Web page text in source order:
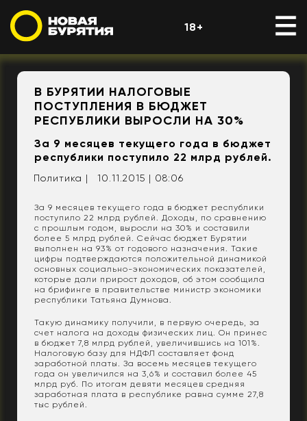
18+
​В БУРЯТИИ НАЛОГОВЫЕ
ПОСТУПЛЕНИЯ В БЮДЖЕТ
РЕСПУБЛИКИ ВЫРОСЛИ НА 30%
За 9 месяцев текущего года в бюджет
республики поступило 22 млрд рублей.
Политика | 10.11.2015 | 08:06
За 9 месяцев текущего года в бюджет республики
поступило 22 млрд рублей. Доходы, по сравнению
с прошлым годом, выросли на 30% и составили
более 5 млрд рублей. Сейчас бюджет Бурятии
выполнен на 93% от годового назначения. Такие
цифры подтверждаются положительной динамикой
основных социально-экономических показателей,
которые дали прирост доходов, об этом сообщила
на брифинге в правительстве министр экономики
республики Татьяна Думнова.
Такую динамику получили, в первую очередь, за
счет налога на доходы физических лиц. Он принес
в бюджет 7,8 млрд рублей, увеличившись на 101%.
Налоговую базу для НДФЛ составляет фонд
заработной платы. За восемь месяцев текущего
года он увеличился на 3,6% и составил более 45
млрд руб. По итогам девяти месяцев средняя
заработная плата в республике равна сумме 27,8
тыс рублей.